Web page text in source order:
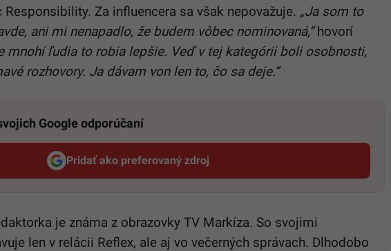
Za influencera sa však nepovažuje. „Ja som to
ani mi nenapadlo, že budem vôbec nominovaná,“hovorí
mnohí ľudia to robia lepšie. Veď v tej kategórii boli osobnosti,
rozhovory. Ja dávam von len to, čo sa deje.“
Google odporúčaní
Pridať ako preferovaný zdroj
Startitup, odkaz sa otvorí v novom okne
je známa z obrazovky TV Markíza. So svojimi
len v relácii Reflex, ale aj vo večerných správach. Dlhodobo